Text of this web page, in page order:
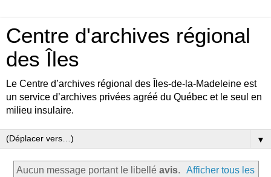
Centre d'archives régional
des Îles
Le Centre d’archives régional des Îles-de-la-Madeleine est
un service d’archives privées agréé du Québec et le seul en
milieu insulaire.
▼
Aucun message portant le libellé avis.
Afficher tous les